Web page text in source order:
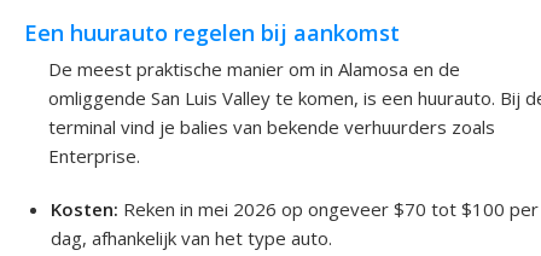
Een huurauto regelen bij aankomst
De meest praktische manier om in Alamosa en de
omliggende San Luis Valley te komen, is een huurauto. Bij
terminal vind je balies van bekende verhuurders zoals
Enterprise.
Kosten: Reken in mei 2026 op ongeveer $70 tot $100 per
dag, afhankelijk van het type auto.